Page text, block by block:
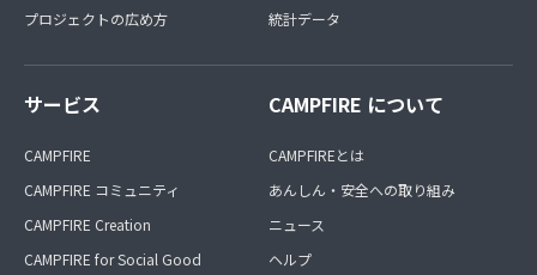
プロジェクトの広め方
統計データ
サービス
CAMPFIRE
CAMPFIRE コミュニティ
CAMPFIRE Creation
CAMPFIRE for Social Good
CAMPFIRE について
CAMPFIREとは
あんしん・安全への取り組み
ニュース
ヘルプ